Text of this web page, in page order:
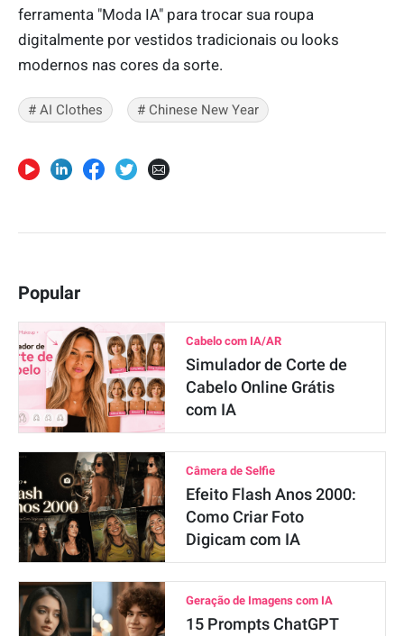
ferramenta "Moda IA" para trocar sua roupa
digitalmente por vestidos tradicionais ou looks
modernos nas cores da sorte.
# AI Clothes # Chinese New Year
Popular
Cabelo com IA/AR
Simulador de Corte de
Cabelo Online Grátis
com IA
Câmera de Selfie
Efeito Flash Anos 2000:
Como Criar Foto
Digicam com IA
Geração de Imagens com IA
15 Prompts ChatGPT